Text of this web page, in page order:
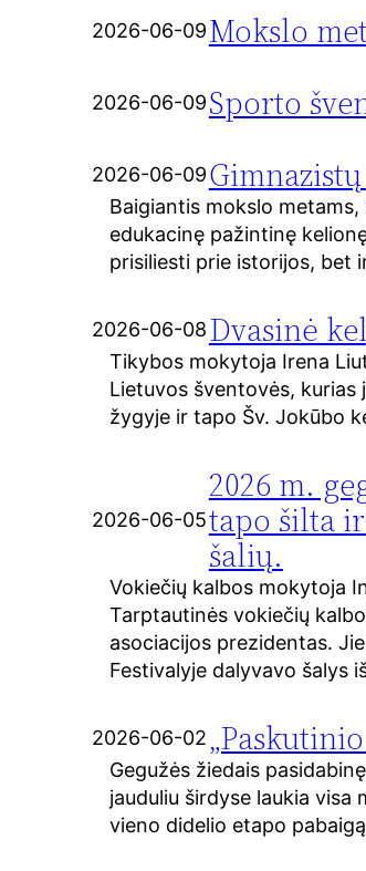
2026-06-09Mokslo
2026-06-09Sporto
2026-06-09
Baigiantis mokslo
edukacinę pažintinę
prisiliesti prie istorijos, bet
2026-06-08 Dvasinė
Tikybos mokytoja Irena
Lietuvos šventovės, kurias
žygyje ir tapo Šv. Jokūbo
2026-06-05
2026 m.
tapo šilta
šalių.
Vokiečių kalbos mokytoja
Tarptautinės vokiečių
asociacijos prezidentas.
Festivalyje dalyvavo šalys
2026-06-02
Gegužės žiedais
jauduliu širdyse laukia visa
vieno didelio etapo